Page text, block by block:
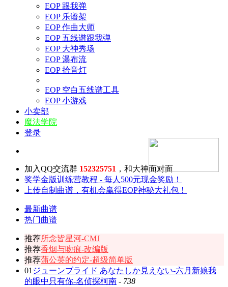
EOP 跟我弹
EOP 乐谱架
EOP 作曲大师
EOP 五线谱跟我弹
EOP 大神秀场
EOP 瀑布流
EOP 拾音灯
EOP 空白五线谱工具
EOP 小游戏
小卖部
魔法学院
登录
加入QQ交流群 152325751 ，和大神面对面
奖学金版训练营教程 - 每人500元现金奖励！
上传自制曲谱，有机会赢得EOP神秘大礼包！
最新曲谱
热门曲谱
推荐所念皆星河-CMJ
推荐香烟与吻痕-改编版
推荐蒲公英的约定-超级简单版
01 ジューンブライド あなたしか見えない-六月新娘我
的眼中只有你-名侦探柯南 - 738